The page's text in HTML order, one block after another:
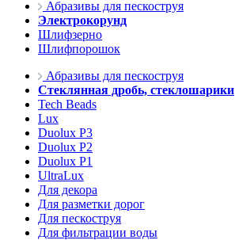
Абразивы для пескоструя
Электрокорунд
Шлифзерно
Шлифпорошок
Абразивы для пескоструя
Стеклянная дробь, стеклошарики
Tech Beads
Lux
Duolux P3
Duolux P2
Duolux P1
UltraLux
Для декора
Для разметки дорог
Для пескоструя
Для фильтрации воды